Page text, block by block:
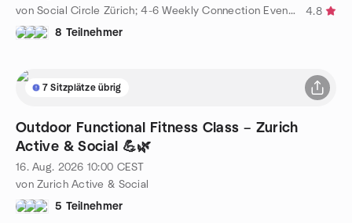
von Social Circle Zürich; 4-6 Weekly Connection Events for You💙
4.8
8 Teilnehmer
7 Sitzplätze übrig
Outdoor Functional Fitness Class – Zurich
Active & Social 💪🌿
16. Aug. 2026 10:00 CEST
von Zurich Active & Social
5 Teilnehmer